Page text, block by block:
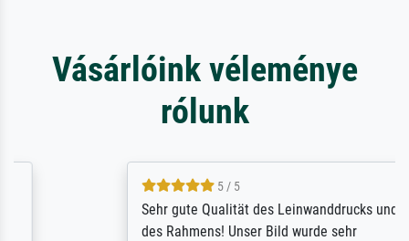
Vásárlóink véleménye
rólunk
5 / 5
Sehr gute Qualität des Leinwanddrucks und
des Rahmens! Unser Bild wurde sehr